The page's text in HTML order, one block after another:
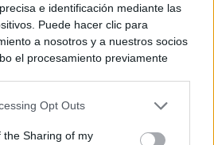
e identificación mediante las
Puede hacer clic para
a nosotros y a nuestros socios
el procesamiento previamente
Tenga en cuenta que algún
usted tiene el derecho de
Opt Outs
the Sharing of my